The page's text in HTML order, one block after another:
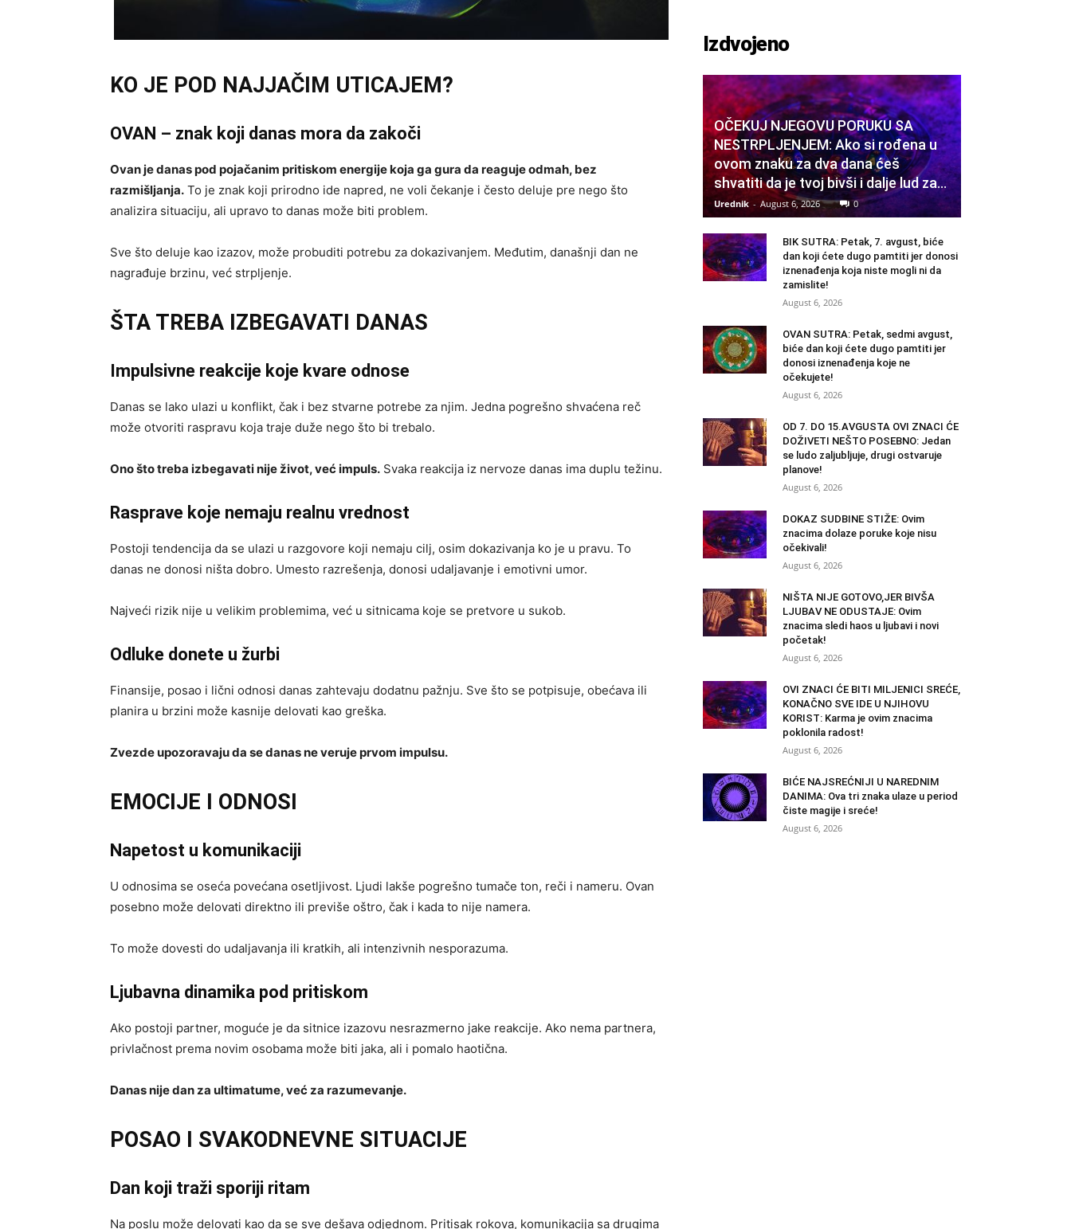
KO JE POD NAJJAČIM UTICAJEM?
OVAN – znak koji danas mora da zakoči
Ovan je danas pod pojačanim pritiskom energije koja ga gura da reaguje odmah, bez
razmišljanja. To je znak koji prirodno ide napred, ne voli čekanje i često deluje pre nego što
analizira situaciju, ali upravo to danas može biti problem.
Sve što deluje kao izazov, može probuditi potrebu za dokazivanjem. Međutim, današnji dan ne
nagrađuje brzinu, već strpljenje.
ŠTA TREBA IZBEGAVATI DANAS
Impulsivne reakcije koje kvare odnose
Danas se lako ulazi u konflikt, čak i bez stvarne potrebe za njim. Jedna pogrešno shvaćena reč
može otvoriti raspravu koja traje duže nego što bi trebalo.
Ono što treba izbegavati nije život, već impuls. Svaka reakcija iz nervoze danas ima duplu težinu.
Rasprave koje nemaju realnu vrednost
Postoji tendencija da se ulazi u razgovore koji nemaju cilj, osim dokazivanja ko je u pravu. To
danas ne donosi ništa dobro. Umesto razrešenja, donosi udaljavanje i emotivni umor.
Najveći rizik nije u velikim problemima, već u sitnicama koje se pretvore u sukob.
Odluke donete u žurbi
Finansije, posao i lični odnosi danas zahtevaju dodatnu pažnju. Sve što se potpisuje, obećava ili
planira u brzini može kasnije delovati kao greška.
Zvezde upozoravaju da se danas ne veruje prvom impulsu.
EMOCIJE I ODNOSI
Napetost u komunikaciji
U odnosima se oseća povećana osetljivost. Ljudi lakše pogrešno tumače ton, reči i nameru. Ovan
posebno može delovati direktno ili previše oštro, čak i kada to nije namera.
To može dovesti do udaljavanja ili kratkih, ali intenzivnih nesporazuma.
Ljubavna dinamika pod pritiskom
Ako postoji partner, moguće je da sitnice izazovu nesrazmerno jake reakcije. Ako nema partnera,
privlačnost prema novim osobama može biti jaka, ali i pomalo haotična.
Danas nije dan za ultimatume, već za razumevanje.
POSAO I SVAKODNEVNE SITUACIJE
Dan koji traži sporiji ritam
Na poslu može delovati kao da se sve dešava odjednom. Pritisak rokova, komunikacija sa drugima
Izdvojeno
OČEKUJ NJEGOVU PORUKU SA
NESTRPLJENJEM: Ako si rođena u
ovom znaku za dva dana ćeš
shvatiti da je tvoj bivši i dalje lud za...
Urednik - August 6, 2026 0
BIK SUTRA: Petak, 7. avgust, biće
dan koji ćete dugo pamtiti jer donosi
iznenađenja koja niste mogli ni da
zamislite!
August 6, 2026
OVAN SUTRA: Petak, sedmi avgust,
biće dan koji ćete dugo pamtiti jer
donosi iznenađenja koje ne
očekujete!
August 6, 2026
OD 7. DO 15.AVGUSTA OVI ZNACI ĆE
DOŽIVETI NEŠTO POSEBNO: Jedan
se ludo zaljubljuje, drugi ostvaruje
planove!
August 6, 2026
DOKAZ SUDBINE STIŽE: Ovim
znacima dolaze poruke koje nisu
očekivali!
August 6, 2026
NIŠTA NIJE GOTOVO,JER BIVŠA
LJUBAV NE ODUSTAJE: Ovim
znacima sledi haos u ljubavi i novi
početak!
August 6, 2026
OVI ZNACI ĆE BITI MILJENICI SREĆE,
KONAČNO SVE IDE U NJIHOVU
KORIST: Karma je ovim znacima
poklonila radost!
August 6, 2026
BIĆE NAJSREĆNIJI U NAREDNIM
DANIMA: Ova tri znaka ulaze u period
čiste magije i sreće!
August 6, 2026